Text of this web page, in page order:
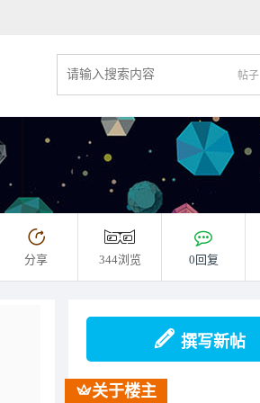
帖子
分享 344浏览 0回复
撰写新帖
关于楼主